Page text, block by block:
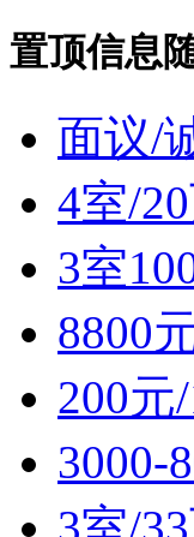
置顶信息
面议/
4室/
3室
8800
200元
3000-
3室/